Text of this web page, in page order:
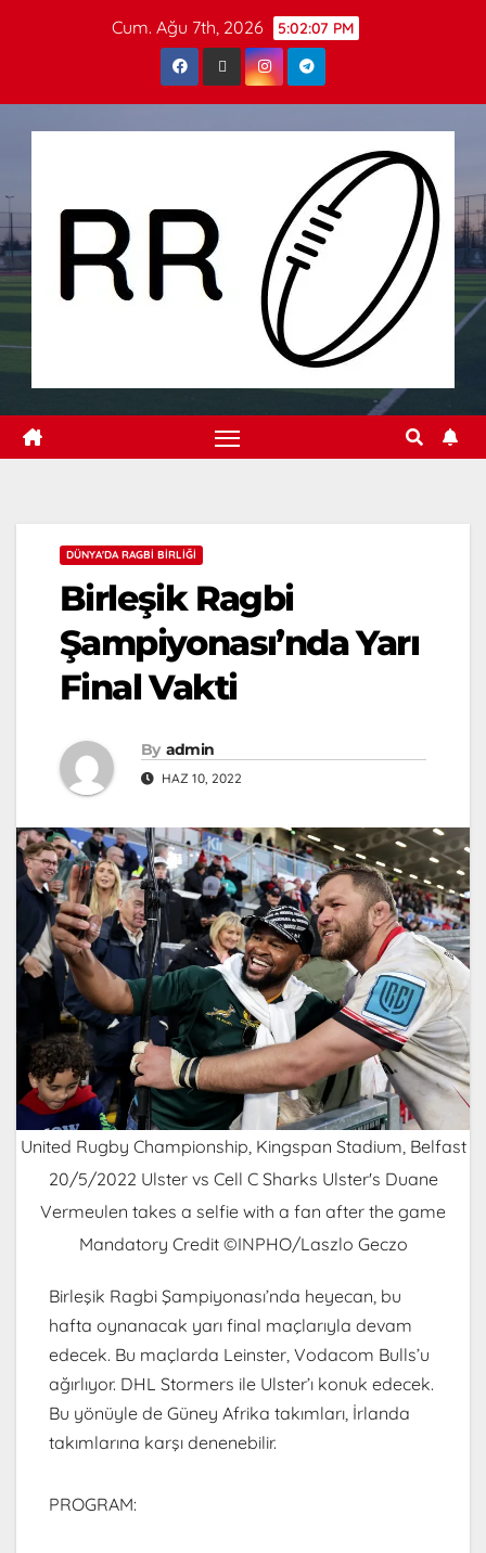
Cum. Ağu 7th, 2026 5:02:08 PM
DÜNYA'DA RAGBI BIRLIĞI
Birleşik Ragbi
Şampiyonası’nda Yarı
Final Vakti
By admin
HAZ 10, 2022
United Rugby Championship, Kingspan Stadium, Belfast
20/5/2022 Ulster vs Cell C Sharks Ulster's Duane
Vermeulen takes a selfie with a fan after the game
Mandatory Credit ©INPHO/Laszlo Geczo
Birleşik Ragbi Şampiyonası’nda heyecan, bu
hafta oynanacak yarı final maçlarıyla devam
edecek. Bu maçlarda Leinster, Vodacom Bulls’u
ağırlıyor. DHL Stormers ile Ulster’ı konuk edecek.
Bu yönüyle de Güney Afrika takımları, İrlanda
takımlarına karşı denenebilir.
PROGRAM: